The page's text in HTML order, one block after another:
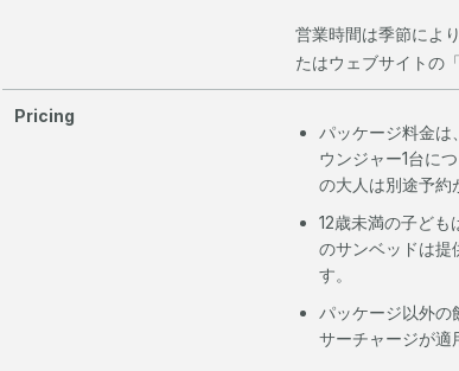
営業時間は季節によ
たはウェブサイトの
Pricing
パッケージ料金は
ウンジャー1台に
の大人は別途予約
12歳未満の子ども
のサンベッドは提
す。
パッケージ以外の
サーチャージが適